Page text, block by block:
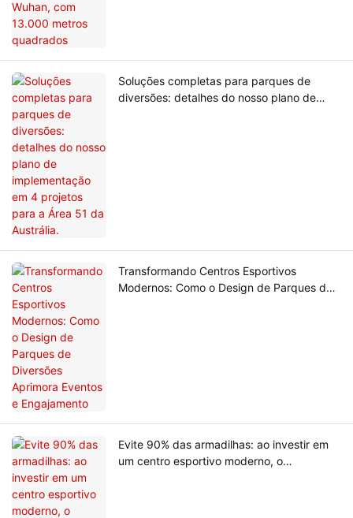
Soluções completas para parques de
diversões: detalhes do nosso plano de
Transformando Centros Esportivos
Modernos: Como o Design de Parques de
Evite 90% das armadilhas: ao investir em
um centro esportivo moderno, o